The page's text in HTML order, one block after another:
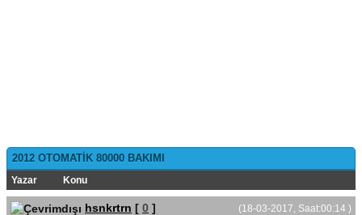
2012 OTOMATİK 80000 BAKIMI
Yazar Konu
(18-03-2017, Saat:00:14 )
hsnkrtrn [ 0 ]